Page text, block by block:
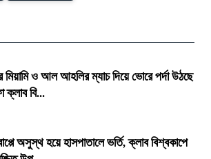
মিয়ামি ও আল আহলির ম্যাচ দিয়ে ভোরে পর্দা উঠছে
ক্লাব বি...
অসুস্থ হয়ে হাসপাতালে ভর্তি, ক্লাব বিশ্বকাপে